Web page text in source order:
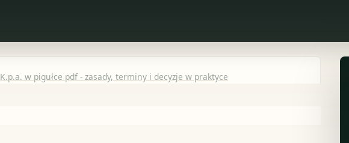
K.p.a. w pigułce pdf - zasady, terminy i decyzje w praktyce